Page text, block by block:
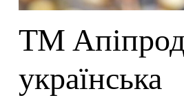
ТМ
українська